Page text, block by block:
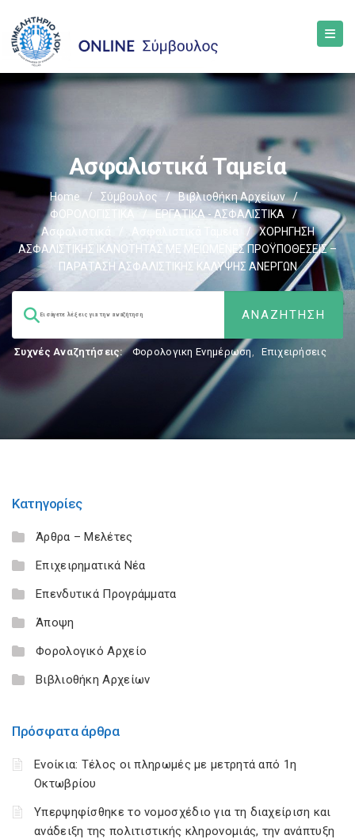
Ασφαλιστικά Ταμεία
Home / Σύμβουλος / Βιβλιοθήκη Αρχείων
/
ΦΟΡΟΛΟΓΙΣΤΙΚΑ
/ ΕΡΓΑΤΙΚΑ - ΑΣΦΑΛΙΣΤΙΚΑ
/
Ασφαλιστικά
/
ΧΟΡΗΓΗΣΗ
ΑΣΦΑΛΙΣΤΙΚΗΣ ΙΚΑΝΟΤΗΤΑΣ ΜΕ ΜΕΙΩΜΕΝΕΣ ΠΡΟΫΠΟΘΕΣΕΙΣ –
ΠΑΡΑΤΑΣΗ ΑΣΦΑΛΙΣΤΙΚΗΣ ΚΑΛΥΨΗΣ ΑΝΕΡΓΩΝ
Συχνές Αναζητήσεις: Φορολογικη Ενημέρωση, Επιχειρήσεις
Κατηγορίες
Άρθρα – Μελέτες
Επιχειρηματικά Νέα
Επενδυτικά Προγράμματα
Άποψη
Φορολογικό Αρχείο
Βιβλιοθήκη Αρχείων
Πρόσφατα άρθρα
Ενοίκια: Τέλος οι πληρωμές με μετρητά από 1η
Οκτωβρίου
Υπερψηφίσθηκε το νομοσχέδιο για τη διαχείριση και
ανάδειξη της πολιτιστικής κληρονομιάς, την ανάπτυξη